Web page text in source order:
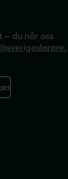
– du når oss